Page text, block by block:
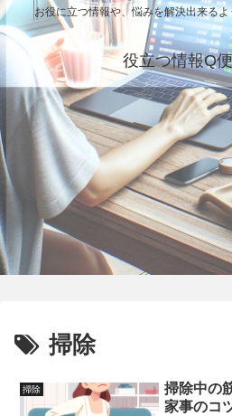
お役に立つ情報や、悩みを解決出来るよ
役立つ情報Q
掃除
掃除
掃除中の
家事のコ